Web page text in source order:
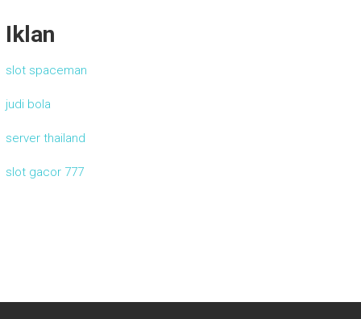
Iklan
slot spaceman
judi bola
server thailand
slot gacor 777